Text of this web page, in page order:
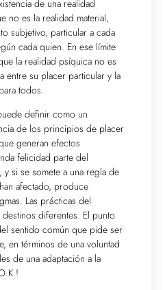
de una realidad
no es la realidad material,
subjetivo, particular a cada
cada quien. En ese límite
la realidad psíquica no es
entre su placer particular y la
todos.
definir como un
de los principios de placer
generan efectos
felicidad parte del
si se somete a una regla de
afectado, produce
Las prácticas del
diferentes. El punto
sentido común que pide ser
en términos de una voluntad
de una adaptación a la